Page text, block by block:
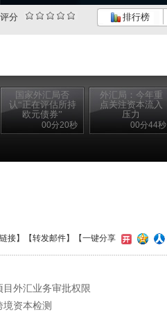
评分 排行榜
国家外汇局否
认“正在评估所持
欧元债券”
00分20秒
外汇局：今年重
点关注资本流入
压力
00分44秒
接】【转发邮件】【一键分享
外汇业务审批权限
资本检测